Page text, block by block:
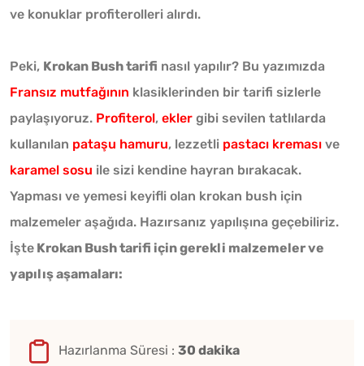
ve konuklar profiterolleri alırdı.
Peki, Krokan Bush tarifi nasıl yapılır? Bu yazımızda
Fransız mutfağının klasiklerinden bir tarifi sizlerle
paylaşıyoruz. Profiterol, ekler gibi sevilen tatlılarda
kullanılan pataşu hamuru, lezzetli pastacı kreması ve
karamel sosu ile sizi kendine hayran bırakacak.
Yapması ve yemesi keyifli olan krokan bush için
malzemeler aşağıda. Hazırsanız yapılışına geçebiliriz.
İşte Krokan Bush tarifi için gerekli malzemeler ve
yapılış aşamaları:
Hazırlanma Süresi : 30 dakika